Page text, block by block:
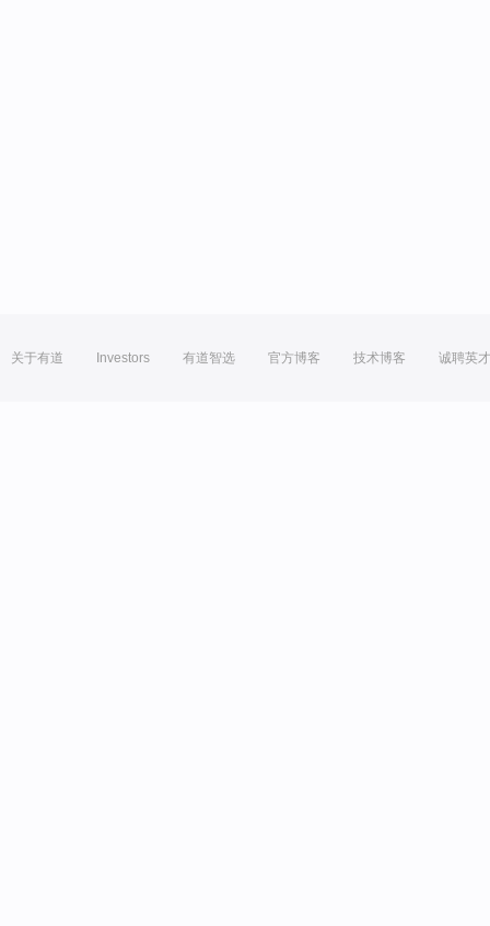
关于有道 Investors 有道智选 官方博客 技术博客 诚聘英才